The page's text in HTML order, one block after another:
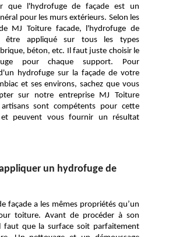
que l'hydrofuge de façade est un
pour les murs extérieurs. Selon les
MJ Toiture facade, l'hydrofuge de
être appliqué sur tous les types
béton, etc. Il faut juste choisir le
pour chaque support. Pour
hydrofuge sur la façade de votre
et ses environs, sachez que vous
sur notre entreprise MJ Toiture
sont compétents pour cette
et peuvent vous fournir un résultat
un hydrofuge de
façade a les mêmes propriétés qu’un
toiture. Avant de procéder à son
faut que la surface soit parfaitement